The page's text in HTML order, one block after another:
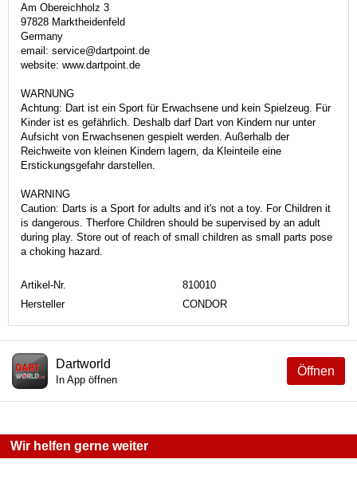
Am Obereichholz 3
97828 Marktheidenfeld
Germany
email: service@dartpoint.de
website: www.dartpoint.de
WARNUNG
Achtung: Dart ist ein Sport für Erwachsene und kein Spielzeug. Für
Kinder ist es gefährlich. Deshalb darf Dart von Kindern nur unter
Aufsicht von Erwachsenen gespielt werden. Außerhalb der
Reichweite von kleinen Kindern lagern, da Kleinteile eine
Erstickungsgefahr darstellen.
WARNING
Caution: Darts is a Sport for adults and it's not a toy. For Children it
is dangerous. Therfore Children should be supervised by an adult
during play. Store out of reach of small children as small parts pose
a choking hazard.
Artikel-Nr.
810010
Hersteller
CONDOR
Öffnen
Dartworld
In App öffnen
Wir helfen gerne weiter